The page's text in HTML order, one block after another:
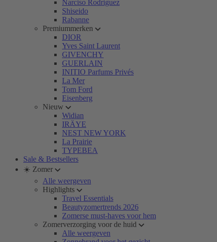
Narciso Rodriguez
Shiseido
Rabanne
Premiummerken
DIOR
Yves Saint Laurent
GIVENCHY
GUERLAIN
INITIO Parfums Privés
La Mer
Tom Ford
Eisenberg
Nieuw
Widian
IRÄYE
NEST NEW YORK
La Prairie
TYPEBEA
Sale & Bestsellers
☀️ Zomer
Alle weergeven
Highlights
Travel Essentials
Beautyzomertrends 2026
Zomerse must-haves voor hem
Zomerverzorging voor de huid
Alle weergeven